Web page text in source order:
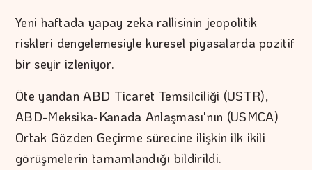
Yeni haftada yapay zeka rallisinin jeopolitik
riskleri dengelemesiyle küresel piyasalarda pozitif
bir seyir izleniyor.
Öte yandan ABD Ticaret Temsilciliği (USTR),
ABD-Meksika-Kanada Anlaşması'nın (USMCA)
Ortak Gözden Geçirme sürecine ilişkin ilk ikili
görüşmelerin tamamlandığı bildirildi.